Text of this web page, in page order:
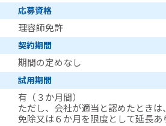
応募資格
理容師免許
契約期間
期間の定めなし
試用期間
有（３か月間）
ただし、会社が適当と認めたときは
免除又は６か月を限度として延長あ